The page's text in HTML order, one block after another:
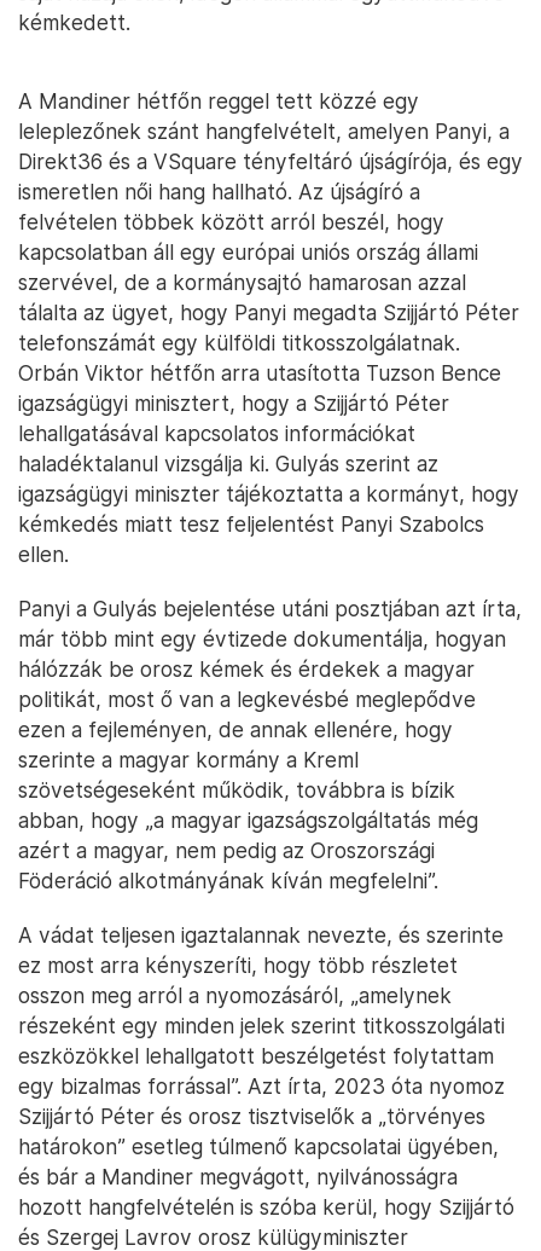
kémkedett.
A Mandiner hétfőn reggel tett közzé egy
leleplezőnek szánt hangfelvételt, amelyen Panyi, a
Direkt36 és a VSquare tényfeltáró újságírója, és egy
ismeretlen női hang hallható. Az újságíró a
felvételen többek között arról beszél, hogy
kapcsolatban áll egy európai uniós ország állami
szervével, de a kormánysajtó hamarosan azzal
tálalta az ügyet, hogy Panyi megadta Szijjártó Péter
telefonszámát egy külföldi titkosszolgálatnak.
Orbán Viktor hétfőn arra utasította Tuzson Bence
igazságügyi minisztert, hogy a Szijjártó Péter
lehallgatásával kapcsolatos információkat
haladéktalanul vizsgálja ki. Gulyás szerint az
igazságügyi miniszter tájékoztatta a kormányt, hogy
kémkedés miatt tesz feljelentést Panyi Szabolcs
ellen.
Panyi a Gulyás bejelentése utáni posztjában azt írta,
már több mint egy évtizede dokumentálja, hogyan
hálózzák be orosz kémek és érdekek a magyar
politikát, most ő van a legkevésbé meglepődve
ezen a fejleményen, de annak ellenére, hogy
szerinte a magyar kormány a Kreml
szövetségeseként működik, továbbra is bízik
abban, hogy „a magyar igazságszolgáltatás még
azért a magyar, nem pedig az Oroszországi
Föderáció alkotmányának kíván megfelelni”.
A vádat teljesen igaztalannak nevezte, és szerinte
ez most arra kényszeríti, hogy több részletet
osszon meg arról a nyomozásáról, „amelynek
részeként egy minden jelek szerint titkosszolgálati
eszközökkel lehallgatott beszélgetést folytattam
egy bizalmas forrással”. Azt írta, 2023 óta nyomoz
Szijjártó Péter és orosz tisztviselők a „törvényes
határokon” esetleg túlmenő kapcsolatai ügyében,
és bár a Mandiner megvágott, nyilvánosságra
hozott hangfelvételén is szóba kerül, hogy Szijjártó
és Szergej Lavrov orosz külügyminiszter